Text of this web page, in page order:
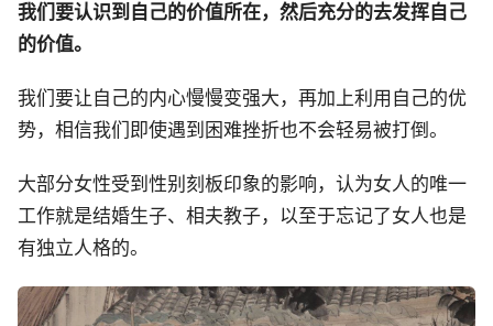
我们要认识到自己的价值所在，然后充分的去发挥自己
的价值。
我们要让自己的内心慢慢变强大，再加上利用自己的优
势，相信我们即使遇到困难挫折也不会轻易被打倒。
大部分女性受到性别刻板印象的影响，认为女人的唯一
工作就是结婚生子、相夫教子，以至于忘记了女人也是
有独立人格的。